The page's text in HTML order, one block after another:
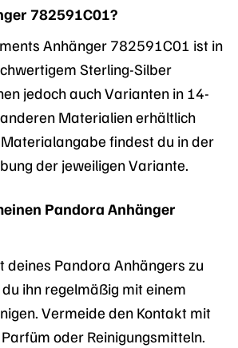
782591C01?
Anhänger 782591C01 ist in
Sterling-Silber
jedoch auch Varianten in 14-
Materialien erhältlich
findest du in der
der jeweiligen Variante.
Pandora Anhänger
deines Pandora Anhängers zu
ihn regelmäßig mit einem
Vermeide den Kontakt mit
oder Reinigungsmitteln.